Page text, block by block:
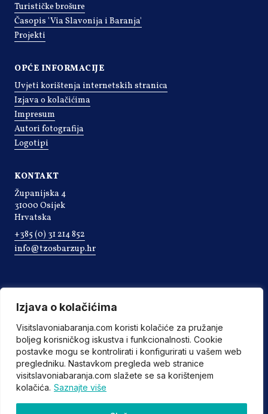
Izjava o kolačićima
Visitslavoniabaranja.com koristi kolačiće za pružanje
boljeg korisničkog iskustva i funkcionalnosti. Cookie
postavke mogu se kontrolirati i konfigurirati u vašem web
pregledniku. Nastavkom pregleda web stranice
visitslavoniabaranja.com slažete se sa korištenjem
kolačića. Saznajte više
Turističke brošure
Časopis 'Via Slavonija i Baranja'
Projekti
OPĆE INFORMACIJE
Uvjeti korištenja internetskih stranica
Izjava o kolačićima
Impresum
Autori fotografija
Logotipi
KONTAKT
Županijska 4
31000 Osijek
Hrvatska
+385 (0) 31 214 852
info@tzosbarzup.hr
©2022 Turistička zajednica Osječko-baranjske županije